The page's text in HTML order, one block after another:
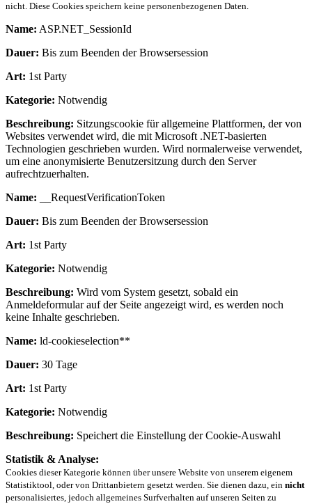
nicht. Diese Cookies speichern keine personenbezogenen Daten.
Name: ASP.NET_SessionId
Dauer: Bis zum Beenden der Browsersession
Art: 1st Party
Kategorie: Notwendig
Beschreibung: Sitzungscookie für allgemeine Plattformen, der von
Websites verwendet wird, die mit Microsoft .NET-basierten
Technologien geschrieben wurden. Wird normalerweise verwendet,
um eine anonymisierte Benutzersitzung durch den Server
aufrechtzuerhalten.
Name: __RequestVerificationToken
Dauer: Bis zum Beenden der Browsersession
Art: 1st Party
Kategorie: Notwendig
Beschreibung: Wird vom System gesetzt, sobald ein
Anmeldeformular auf der Seite angezeigt wird, es werden noch
keine Inhalte geschrieben.
Name: ld-cookieselection**
Dauer: 30 Tage
Art: 1st Party
Kategorie: Notwendig
Beschreibung: Speichert die Einstellung der Cookie-Auswahl
Statistik & Analyse:
Cookies dieser Kategorie können über unsere Website von unserem eigenem
Statistiktool, oder von Drittanbietern gesetzt werden. Sie dienen dazu, ein nicht
personalisiertes, jedoch allgemeines Surfverhalten auf unseren Seiten zu